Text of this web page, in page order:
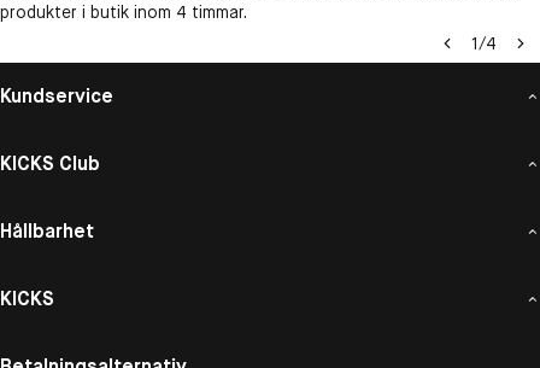
produkter i butik inom 4 timmar.
1/4
Kundservice
KICKS Club
Hållbarhet
KICKS